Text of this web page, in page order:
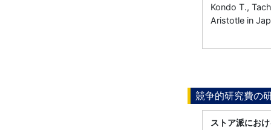
Kondo T.,
Aristotle in
競争的研究費の
ストア派にお